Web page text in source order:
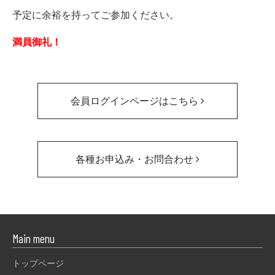
予定に余裕を持ってご参加ください。
満員御礼！
会員ログインページはこちら
各種お申込み・お問合わせ
Main menu
トップページ